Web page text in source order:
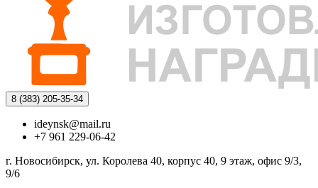
8 (383) 205-35-34
ideynsk@mail.ru
+7 961 229-06-42
г. Новосибирск, ул. Королева 40, корпус 40, 9 этаж, офис 9/3,
9/6